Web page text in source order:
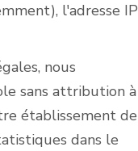
l'adresse IP
nous
sans attribution à
établissement de
dans le